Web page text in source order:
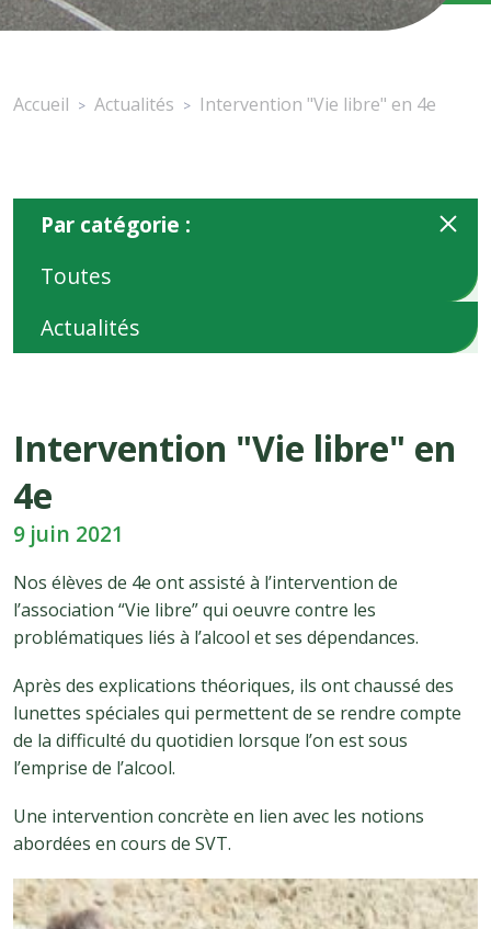
Accueil > Actualités > Intervention "Vie libre" en 4e
Par catégorie :
Toutes
Actualités
Intervention "Vie libre" en
4e
9 juin 2021
Nos élèves de 4e ont assisté à l’intervention de
l’association “Vie libre” qui oeuvre contre les
problématiques liés à l’alcool et ses dépendances.
Après des explications théoriques, ils ont chaussé des
lunettes spéciales qui permettent de se rendre compte
de la difficulté du quotidien lorsque l’on est sous
l’emprise de l’alcool.
Une intervention concrète en lien avec les notions
abordées en cours de SVT.